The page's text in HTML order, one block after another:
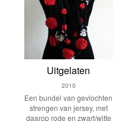
Uitgelaten
2010
Een bundel van gevlochten
strengen van jersey, met
daarop rode en zwart/witte